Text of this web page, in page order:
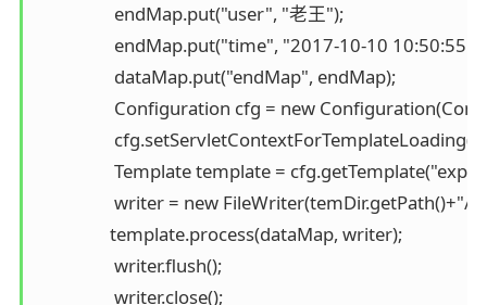
                  endMap.put("user", "老王");
                  endMap.put("time", "2017-10-10 10:50:55");
                  dataMap.put("endMap", endMap);
Configuration cfg = new
Template template =
writer = new FileWriter(temDir.getPath()+"/
                 template.process(dataMap, writer);
                  writer.flush();
                  writer.close();